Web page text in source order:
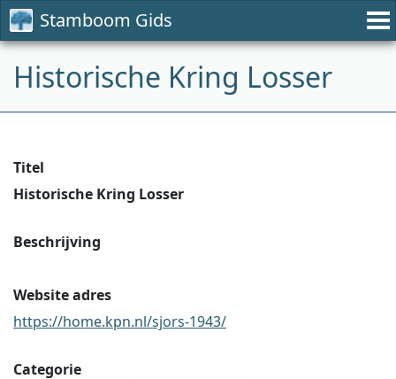
Stamboom Gids
Historische Kring Losser
Titel
Historische Kring Losser
Beschrijving
Website adres
https://home.kpn.nl/sjors-1943/
Categorie